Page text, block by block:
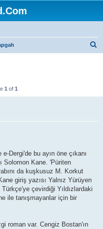
1 of 1
Dergi'de bu ayın öne çıkanı
Solomon Kane. 'Püriten
da kuşkusuz M. Korkut
giriş yazısı Yalnız Yürüyen
çevirdiği Yıldızlardaki
ile tanışmayanlar için bir
roman var. Cengiz Bostan'ın